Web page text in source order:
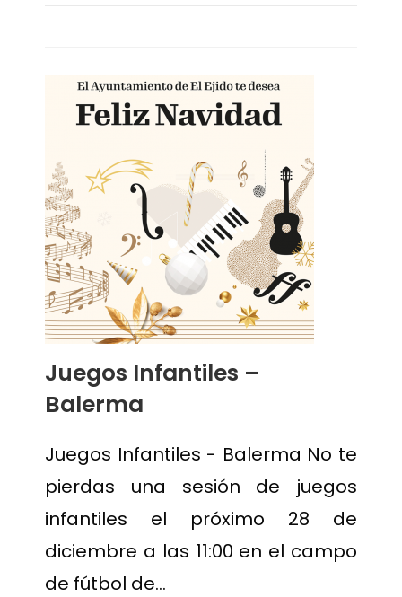
Juegos Infantiles –
Balerma
Juegos Infantiles - Balerma No te
pierdas una sesión de juegos
infantiles el próximo 28 de
diciembre a las 11:00 en el campo
de fútbol de…